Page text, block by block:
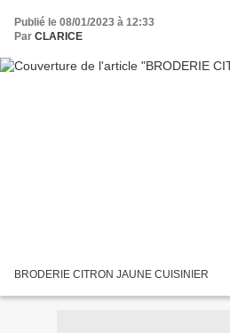
Publié le 08/01/2023 à 12:33
Par CLARICE
BRODERIE CITRON JAUNE CUISINIER